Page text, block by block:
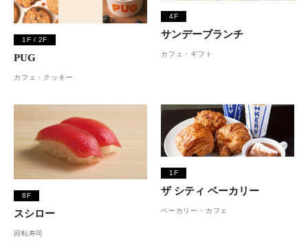
1F / 2F
PUG
カフェ・クッキー
4F
サンデーブランチ
カフェ・ギフト
8F
スシロー
回転寿司
1F
ザ シティ ベーカリー
ベーカリー・カフェ